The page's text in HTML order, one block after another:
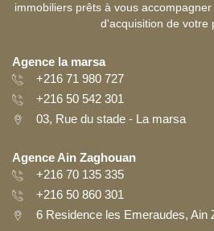
immobiliers prêts à vous
d'acquisition de votre
Agence la marsa
+216 71 980 727
+216 50 542 301
03, Rue du stade - La marsa
Agence Ain Zaghouan
+216 70 135 335
+216 50 860 301
6 Residence les Emeraudes, Ain